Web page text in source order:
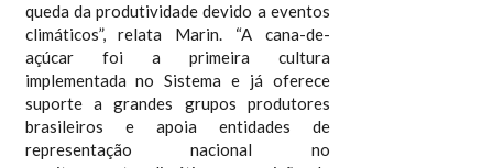
queda da produtividade devido a eventos
climáticos”, relata Marin. “A cana-de-
açúcar foi a primeira cultura
implementada no Sistema e já oferece
suporte a grandes grupos produtores
brasileiros e apoia entidades de
representação nacional no